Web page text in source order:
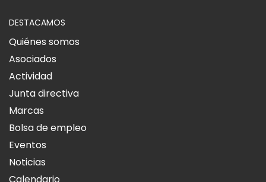
DESTACAMOS
Quiénes somos
Asociados
Actividad
Junta directiva
Marcas
Bolsa de empleo
Eventos
Noticias
Calendario